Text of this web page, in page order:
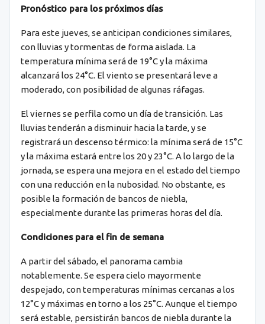
Pronóstico para los próximos días
Para este jueves, se anticipan condiciones similares,
con lluvias y tormentas de forma aislada. La
temperatura mínima será de 19°C y la máxima
alcanzará los 24°C. El viento se presentará leve a
moderado, con posibilidad de algunas ráfagas.
El viernes se perfila como un día de transición. Las
lluvias tenderán a disminuir hacia la tarde, y se
registrará un descenso térmico: la mínima será de 15°C
y la máxima estará entre los 20 y 23°C. A lo largo de la
jornada, se espera una mejora en el estado del tiempo
con una reducción en la nubosidad. No obstante, es
posible la formación de bancos de niebla,
especialmente durante las primeras horas del día.
Condiciones para el fin de semana
A partir del sábado, el panorama cambia
notablemente. Se espera cielo mayormente
despejado, con temperaturas mínimas cercanas a los
12°C y máximas en torno a los 25°C. Aunque el tiempo
será estable, persistirán bancos de niebla durante la